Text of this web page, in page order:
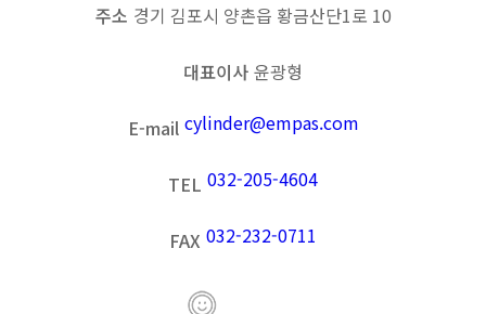
주소 경기 김포시 양촌읍 황금산단1로 10
대표이사 윤광형
E-mail cylinder@empas.com
TEL 032-205-4604
FAX 032-232-0711